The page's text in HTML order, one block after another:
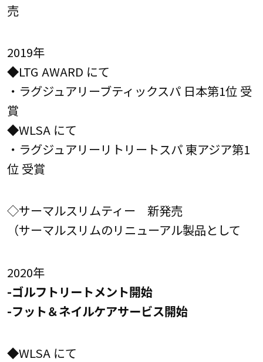
売
2019年
◆LTG AWARD にて
・ラグジュアリーブティックスパ 日本第1位 受
賞
◆WLSA にて
・ラグジュアリーリトリートスパ 東アジア第1
位 受賞
◇サーマルスリムティー 新発売
（サーマルスリムのリニューアル製品として
2020年
-ゴルフトリートメント開始
-フット＆ネイルケアサービス開始
◆WLSA にて